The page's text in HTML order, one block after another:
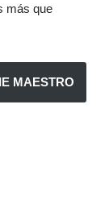
más que
MAESTRO